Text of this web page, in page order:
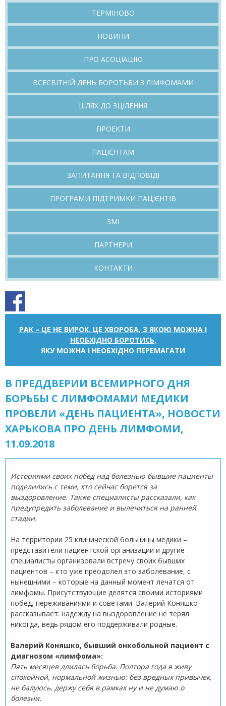
Перейти
вмісту
ТЕРМІНОВО
НОВИНИ
ПРО АСОЦІАЦІЮ
ВСЕСВІТНІЙ ДЕНЬ БОРОТЬБИ З ЛІМФОМАМИ
ШЛЯХ ДО ЗЦІЛЕННЯ
ПРОЕКТИ
ПАЦІЄНТАМ
ЗАПИТАННЯ ТА ВІДПОВІДІ
ПРОГРАМИ ПІДТРИМКИ ПАЦІЄНТІВ
ЗМІ
ПАРТНЕРИ
КОНТАКТИ
РАК – ЦЕ НЕ ВИРОК. ЦЕ ХВОРОБА, З ЯКОЮ МОЖНА І
НЕОБХІДНО БОРОТИСЬ,
ЯКУ МОЖНА І НЕОБХІДНО ПЕРЕМАГАТИ
В ПРЕДДВЕРИИ ВСЕМИРНОГО ДНЯ
БОРЬБЫ С ЛИМФОМАМИ МЕДИКИ
ПРОВЕЛИ «ДЕНЬ ПАЦИЕНТА», НОВОСТИ
ХАРЬКОВА ПРО ДЕНЬ ЛИМФОМИ,
11.09.2018
Историями своих побед над болезнью бывшие пациенты
поделились с теми, кто сейчас борется за
выздоровление. Также специалисты рассказали, как
предупредить заболевание и вылечиться на ранней
стадии.
На территории 25 клинической больницы медики –
представители пациентской организации и другие
специалисты организовали встречу своих бывших
пациентов – кто уже преодолел это заболевание, с
нынешними – которые на данный момент лечатся от
лимфомы. Присутствующие делятся своими историями
побед, переживаниями и советами. Валерий Коняшко
рассказывает: надежду на выздоровление не терял
никогда, ведь рядом его поддерживали родные.
Валерий Коняшко, бывший онкобольной пациент с
диагнозом «лимфома»:
Пять месяцев длилась борьба. Полтора года я живу
спокойной, нормальной жизнью: без вредных привычек,
не балуюсь, держу себя в рамках ну и не думаю о
болезни.